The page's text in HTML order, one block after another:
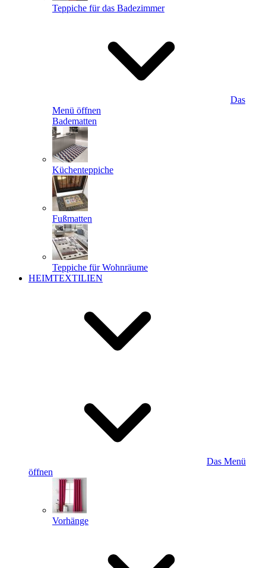
Teppiche für das Badezimmer
Das
Menü öffnen
Badematten
Küchenteppiche
Fußmatten
Teppiche für Wohnräume
HEIMTEXTILIEN
Das Menü
öffnen
Vorhänge